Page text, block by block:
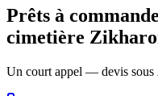
Prêts à
cimetière
Un court appel — devis sous